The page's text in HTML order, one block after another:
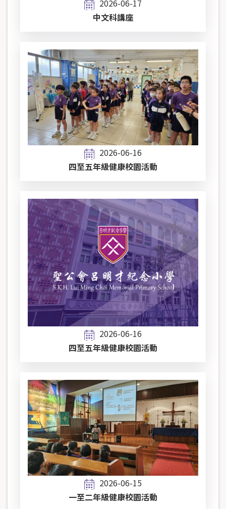
2026-06-17
中文科講座
2026-06-16
四至五年級健康校園活動
2026-06-16
四至五年級健康校園活動
2026-06-15
一至二年級健康校園活動